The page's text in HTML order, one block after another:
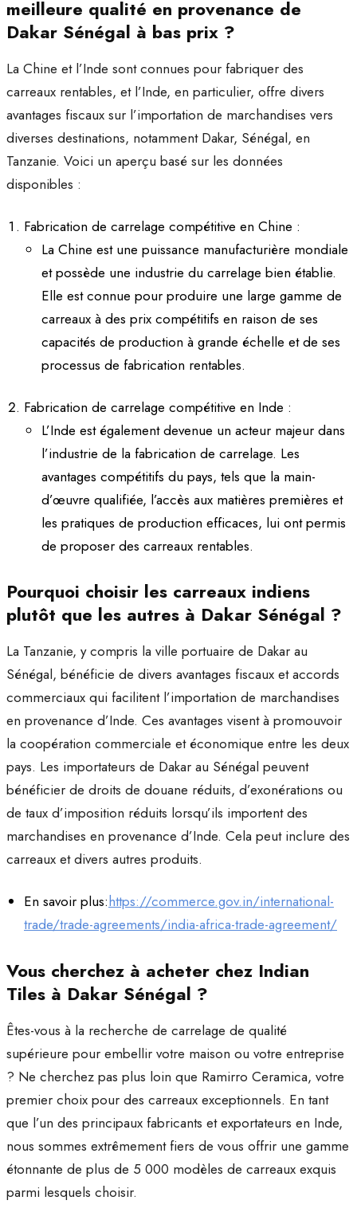
meilleure qualité en provenance de
Dakar Sénégal à bas prix ?
La Chine et l’Inde sont connues pour fabriquer des
carreaux rentables, et l’Inde, en particulier, offre divers
avantages fiscaux sur l’importation de marchandises vers
diverses destinations, notamment Dakar, Sénégal, en
Tanzanie. Voici un aperçu basé sur les données
disponibles :
Fabrication de carrelage compétitive en Chine :
La Chine est une puissance manufacturière mondiale
et possède une industrie du carrelage bien établie.
Elle est connue pour produire une large gamme de
carreaux à des prix compétitifs en raison de ses
capacités de production à grande échelle et de ses
processus de fabrication rentables.
Fabrication de carrelage compétitive en Inde :
L’Inde est également devenue un acteur majeur dans
l’industrie de la fabrication de carrelage. Les
avantages compétitifs du pays, tels que la main-
d’œuvre qualifiée, l’accès aux matières premières et
les pratiques de production efficaces, lui ont permis
de proposer des carreaux rentables.
Pourquoi choisir les carreaux indiens
plutôt que les autres à Dakar Sénégal ?
La Tanzanie, y compris la ville portuaire de Dakar au
Sénégal, bénéficie de divers avantages fiscaux et accords
commerciaux qui facilitent l’importation de marchandises
en provenance d’Inde. Ces avantages visent à promouvoir
la coopération commerciale et économique entre les deux
pays. Les importateurs de Dakar au Sénégal peuvent
bénéficier de droits de douane réduits, d’exonérations ou
de taux d’imposition réduits lorsqu’ils importent des
marchandises en provenance d’Inde. Cela peut inclure des
carreaux et divers autres produits.
En savoir plus:https://commerce.gov.in/international-
trade/trade-agreements/india-africa-trade-agreement/
Vous cherchez à acheter chez Indian
Tiles à Dakar Sénégal ?
Êtes-vous à la recherche de carrelage de qualité
supérieure pour embellir votre maison ou votre entreprise
? Ne cherchez pas plus loin que Ramirro Ceramica, votre
premier choix pour des carreaux exceptionnels. En tant
que l’un des principaux fabricants et exportateurs en Inde,
nous sommes extrêmement fiers de vous offrir une gamme
étonnante de plus de 5 000 modèles de carreaux exquis
parmi lesquels choisir.